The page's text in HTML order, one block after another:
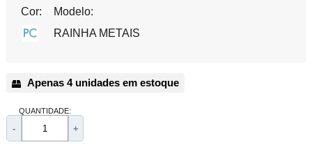
Cor:
Modelo:
RAINHA METAIS
Apenas 4 unidades em estoque
QUANTIDADE:
- +